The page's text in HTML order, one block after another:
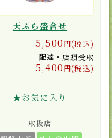
天ぷら盛合せ
5,500円(税込)
配達・店頭受取
5,400円(税込)
★お気に入り
取扱店